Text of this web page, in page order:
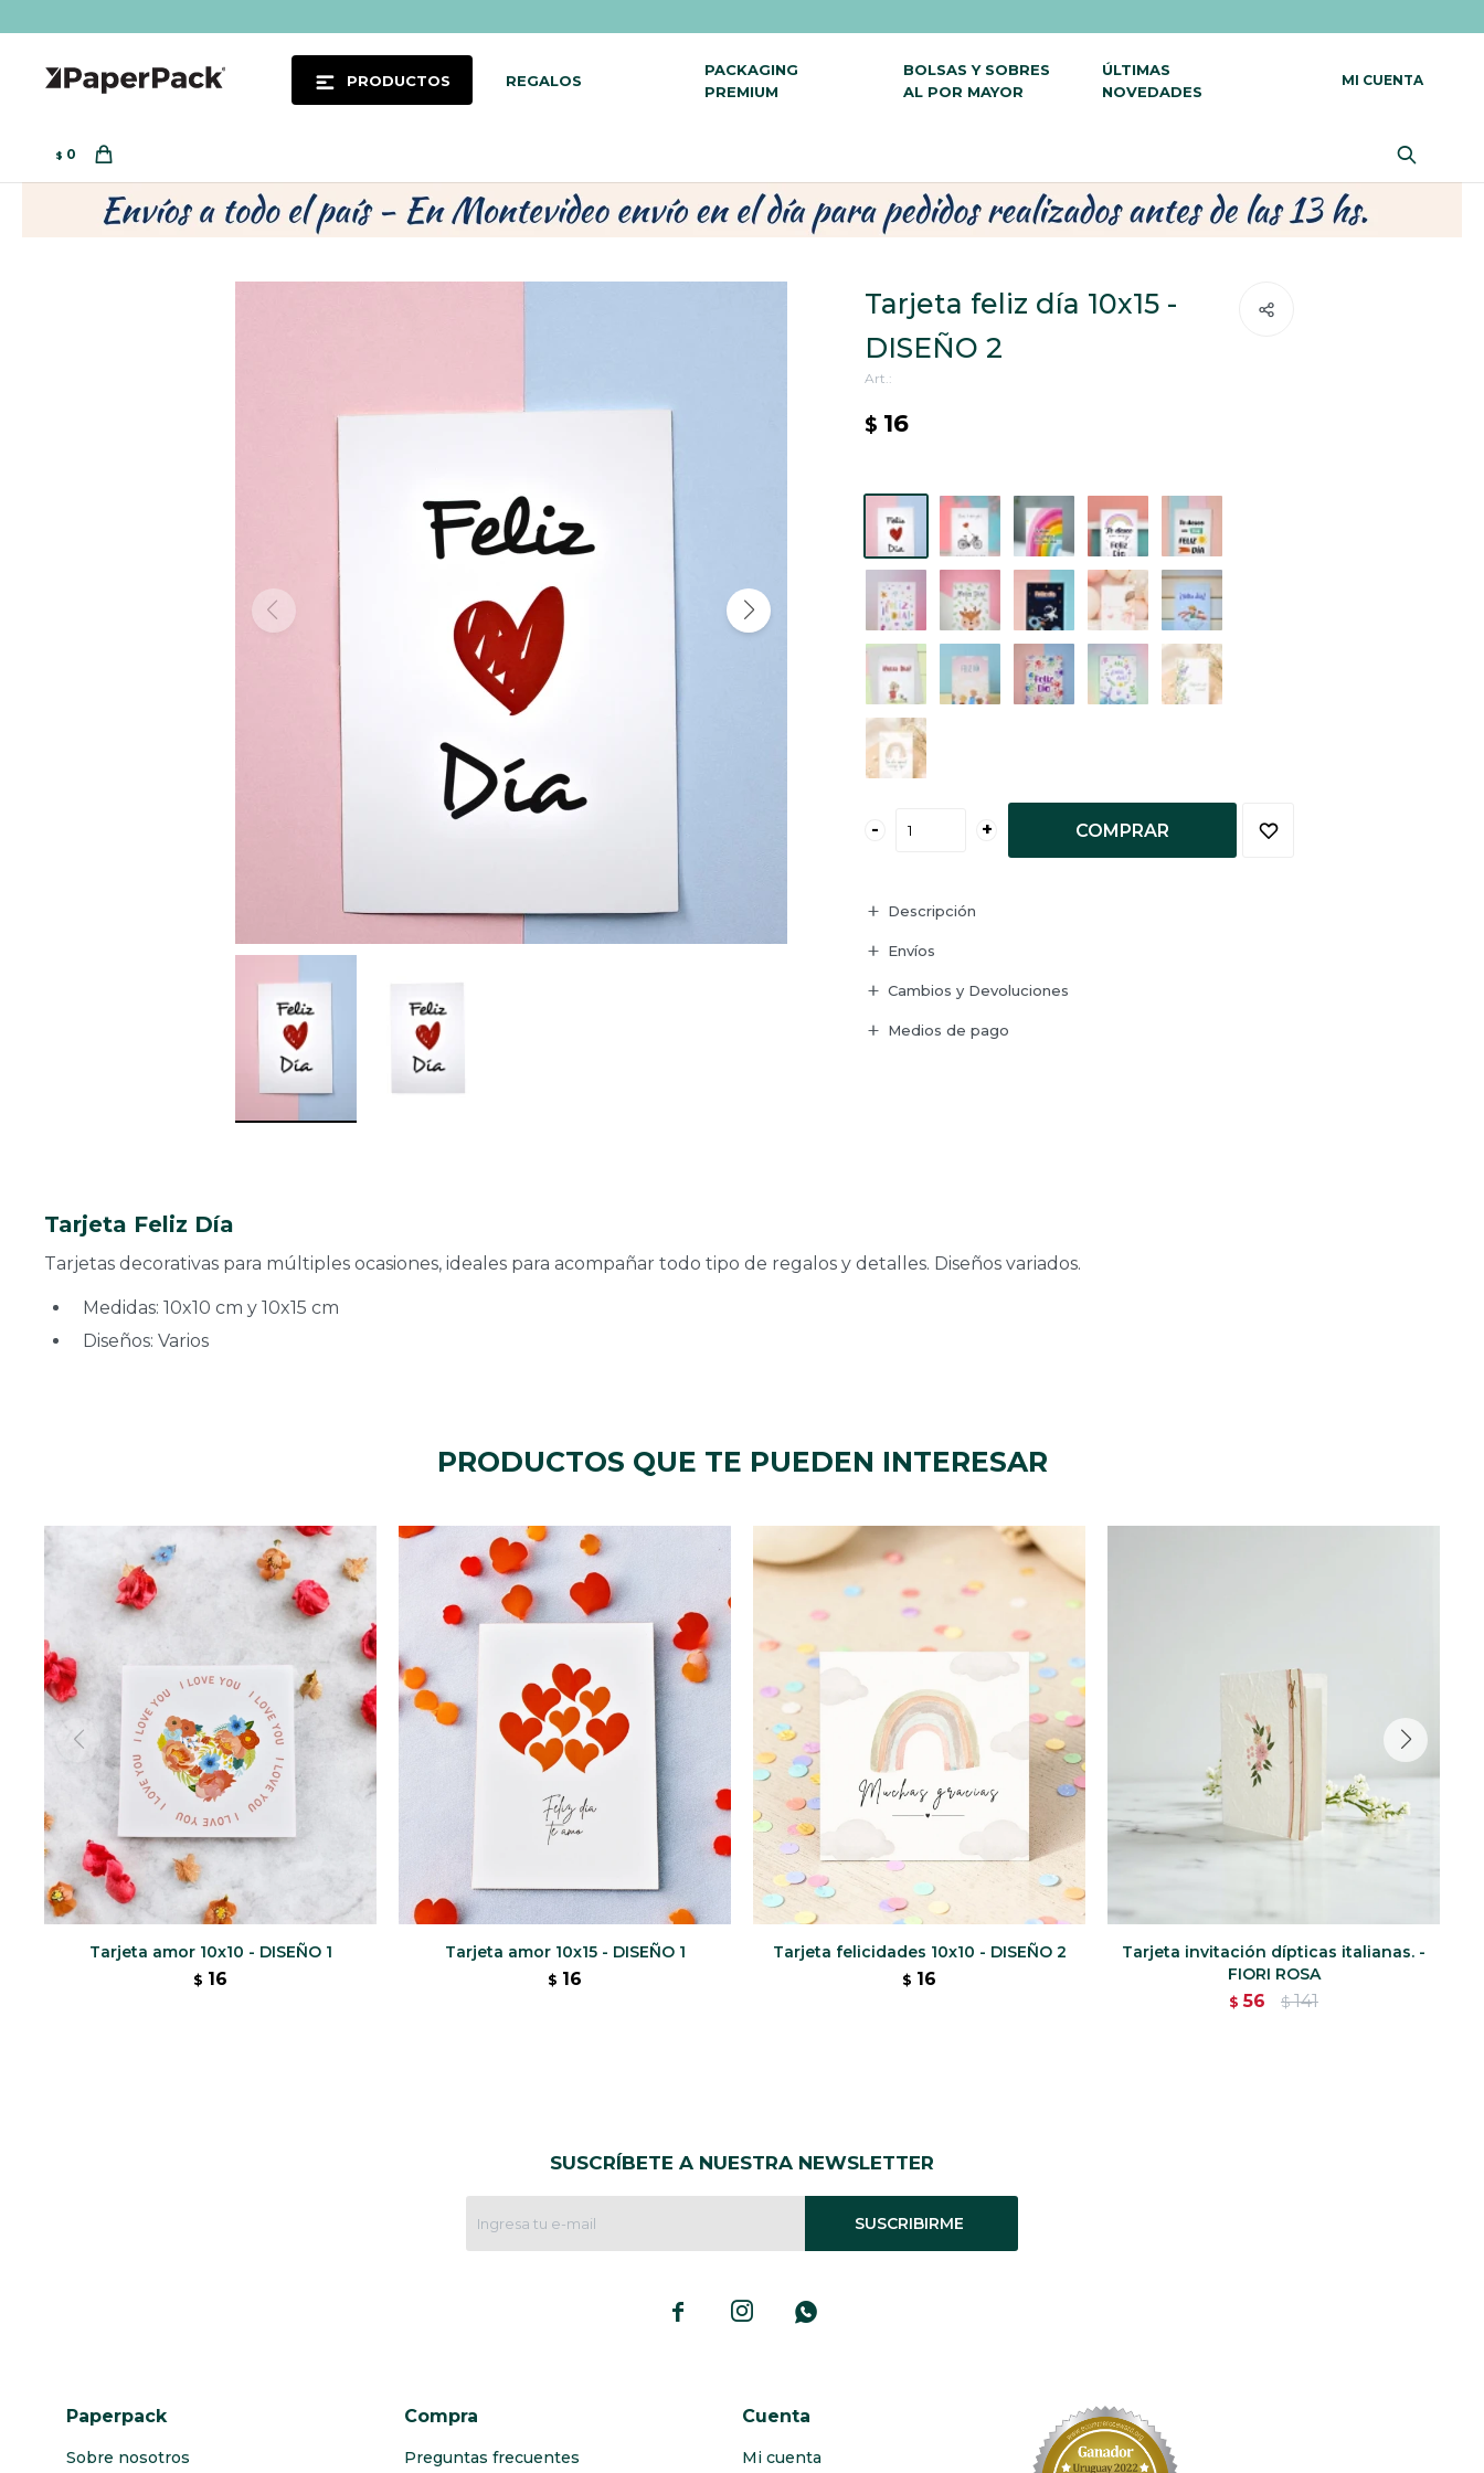
PRODUCTOS REGALOS
PACKAGING
PREMIUM
BOLSAS Y SOBRES
AL POR MAYOR
ÚLTIMAS
NOVEDADES
$ 0
Tarjeta feliz día 10x15 -
DISEÑO 2
$ 16
- + COMPRAR
Descripción
Envíos
Cambios y Devoluciones
Medios de pago
Tarjeta Feliz Día
Tarjetas decorativas para múltiples ocasiones, ideales para acompañar todo tipo de regalos y detalles. Diseños variados.
Medidas: 10x10 cm y 10x15 cm
Diseños: Varios
PRODUCTOS QUE TE PUEDEN INTERESAR
Tarjeta amor 10x10 - DISEÑO 1
$ 16
Tarjeta amor 10x15 - DISEÑO 1
$ 16
Tarjeta felicidades 10x10 - DISEÑO 2
$ 16
Tarjeta invitación dípticas italianas. -
FIORI ROSA
$ 56 $ 141
SUSCRÍBETE A NUESTRA NEWSLETTER
SUSCRIBIRME
  
Paperpack
Sobre nosotros
Compra
Preguntas frecuentes
Cuenta
Mi cuenta